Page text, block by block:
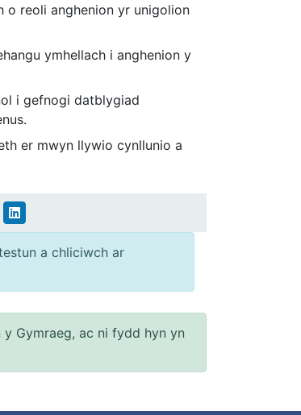
o reoli anghenion yr unigolion
ymhellach i anghenion y
i gefnogi datblygiad
er mwyn llywio cynllunio a
a chliciwch ar
Gymraeg, ac ni fydd hyn yn